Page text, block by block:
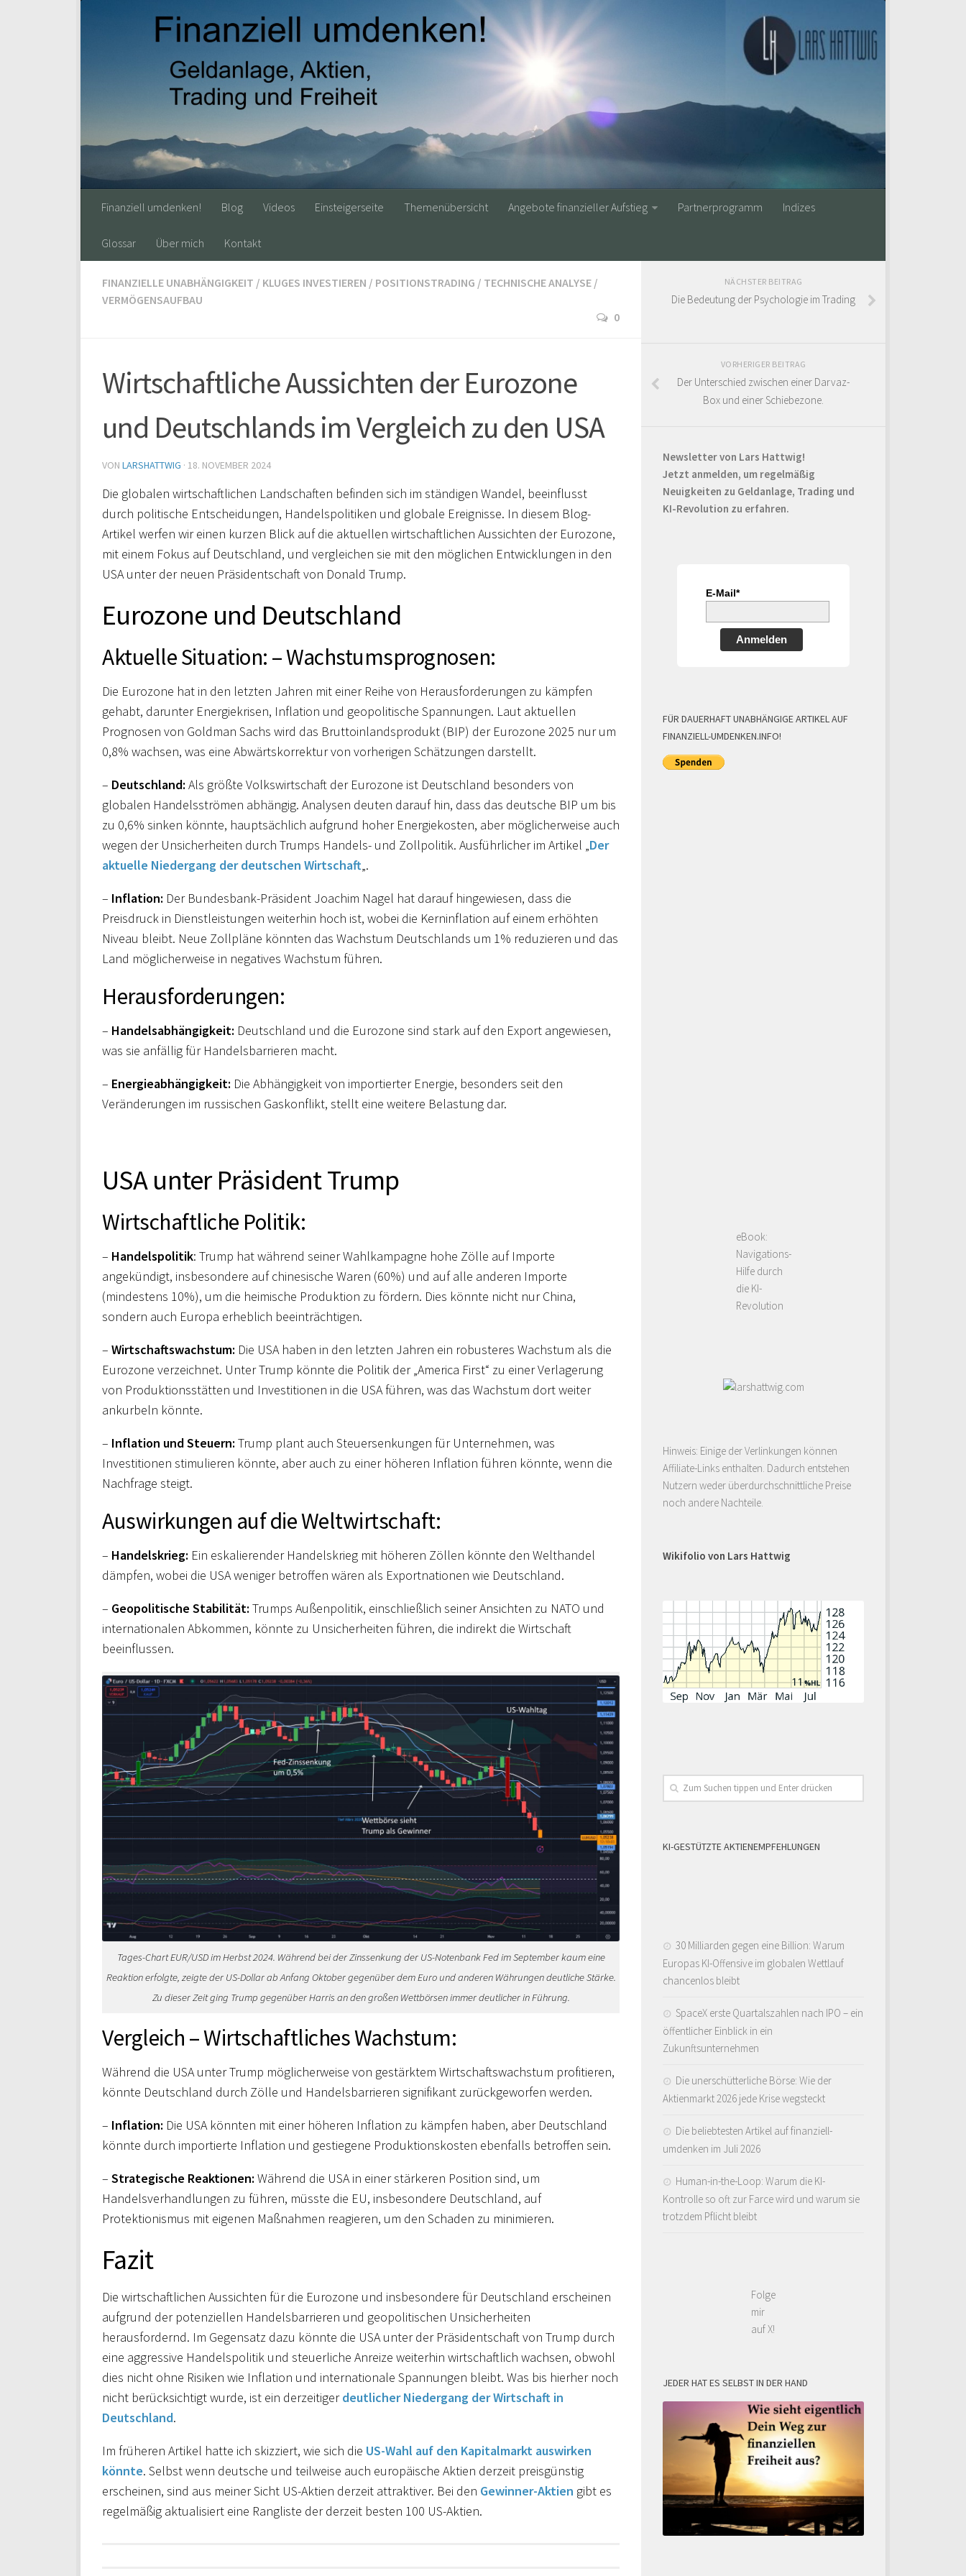
Finanziell umdenken! Blog Videos Einsteigerseite Themenübersicht Angebote finanzieller Aufstieg Partnerprogramm Indizes
Glossar Über mich Kontakt
FINANZIELLE UNABHÄNGIGKEIT / KLUGES INVESTIEREN / POSITIONSTRADING / TECHNISCHE ANALYSE /
VERMÖGENSAUFBAU
0
Wirtschaftliche Aussichten der Eurozone
und Deutschlands im Vergleich zu den USA
VON LARSHATTWIG · 18. NOVEMBER 2024
Die globalen wirtschaftlichen Landschaften befinden sich im ständigen Wandel, beeinflusst
durch politische Entscheidungen, Handelspolitiken und globale Ereignisse. In diesem Blog-
Artikel werfen wir einen kurzen Blick auf die aktuellen wirtschaftlichen Aussichten der Eurozone,
mit einem Fokus auf Deutschland, und vergleichen sie mit den möglichen Entwicklungen in den
USA unter der neuen Präsidentschaft von Donald Trump.
Eurozone und Deutschland
Aktuelle Situation: – Wachstumsprognosen:
Die Eurozone hat in den letzten Jahren mit einer Reihe von Herausforderungen zu kämpfen
gehabt, darunter Energiekrisen, Inflation und geopolitische Spannungen. Laut aktuellen
Prognosen von Goldman Sachs wird das Bruttoinlandsprodukt (BIP) der Eurozone 2025 nur um
0,8% wachsen, was eine Abwärtskorrektur von vorherigen Schätzungen darstellt.
– Deutschland: Als größte Volkswirtschaft der Eurozone ist Deutschland besonders von
globalen Handelsströmen abhängig. Analysen deuten darauf hin, dass das deutsche BIP um bis
zu 0,6% sinken könnte, hauptsächlich aufgrund hoher Energiekosten, aber möglicherweise auch
wegen der Unsicherheiten durch Trumps Handels- und Zollpolitik. Ausführlicher im Artikel „Der
aktuelle Niedergang der deutschen Wirtschaft„.
– Inflation: Der Bundesbank-Präsident Joachim Nagel hat darauf hingewiesen, dass die
Preisdruck in Dienstleistungen weiterhin hoch ist, wobei die Kerninflation auf einem erhöhten
Niveau bleibt. Neue Zollpläne könnten das Wachstum Deutschlands um 1% reduzieren und das
Land möglicherweise in negatives Wachstum führen.
Herausforderungen:
– Handelsabhängigkeit: Deutschland und die Eurozone sind stark auf den Export angewiesen,
was sie anfällig für Handelsbarrieren macht.
– Energieabhängigkeit: Die Abhängigkeit von importierter Energie, besonders seit den
Veränderungen im russischen Gaskonflikt, stellt eine weitere Belastung dar.
USA unter Präsident Trump
Wirtschaftliche Politik:
– Handelspolitik: Trump hat während seiner Wahlkampagne hohe Zölle auf Importe
angekündigt, insbesondere auf chinesische Waren (60%) und auf alle anderen Importe
(mindestens 10%), um die heimische Produktion zu fördern. Dies könnte nicht nur China,
sondern auch Europa erheblich beeinträchtigen.
– Wirtschaftswachstum: Die USA haben in den letzten Jahren ein robusteres Wachstum als die
Eurozone verzeichnet. Unter Trump könnte die Politik der „America First“ zu einer Verlagerung
von Produktionsstätten und Investitionen in die USA führen, was das Wachstum dort weiter
ankurbeln könnte.
– Inflation und Steuern: Trump plant auch Steuersenkungen für Unternehmen, was
Investitionen stimulieren könnte, aber auch zu einer höheren Inflation führen könnte, wenn die
Nachfrage steigt.
Auswirkungen auf die Weltwirtschaft:
– Handelskrieg: Ein eskalierender Handelskrieg mit höheren Zöllen könnte den Welthandel
dämpfen, wobei die USA weniger betroffen wären als Exportnationen wie Deutschland.
– Geopolitische Stabilität: Trumps Außenpolitik, einschließlich seiner Ansichten zu NATO und
internationalen Abkommen, könnte zu Unsicherheiten führen, die indirekt die Wirtschaft
beeinflussen.
Tages-Chart EUR/USD im Herbst 2024. Während bei der Zinssenkung der US-Notenbank Fed im September kaum eine
Reaktion erfolgte, zeigte der US-Dollar ab Anfang Oktober gegenüber dem Euro und anderen Währungen deutliche Stärke.
Zu dieser Zeit ging Trump gegenüber Harris an den großen Wettbörsen immer deutlicher in Führung.
Vergleich – Wirtschaftliches Wachstum:
Während die USA unter Trump möglicherweise von gestärktem Wirtschaftswachstum profitieren,
könnte Deutschland durch Zölle und Handelsbarrieren signifikant zurückgeworfen werden.
– Inflation: Die USA könnten mit einer höheren Inflation zu kämpfen haben, aber Deutschland
könnte durch importierte Inflation und gestiegene Produktionskosten ebenfalls betroffen sein.
– Strategische Reaktionen: Während die USA in einer stärkeren Position sind, um
Handelsverhandlungen zu führen, müsste die EU, insbesondere Deutschland, auf
Protektionismus mit eigenen Maßnahmen reagieren, um den Schaden zu minimieren.
Fazit
Die wirtschaftlichen Aussichten für die Eurozone und insbesondere für Deutschland erscheinen
aufgrund der potenziellen Handelsbarrieren und geopolitischen Unsicherheiten
herausfordernd. Im Gegensatz dazu könnte die USA unter der Präsidentschaft von Trump durch
eine aggressive Handelspolitik und steuerliche Anreize weiterhin wirtschaftlich wachsen, obwohl
dies nicht ohne Risiken wie Inflation und internationale Spannungen bleibt. Was bis hierher noch
nicht berücksichtigt wurde, ist ein derzeitigerdeutlicher Niedergang der Wirtschaft in
Deutschland.
Im früheren Artikel hatte ich skizziert, wie sich die US-Wahl auf den Kapitalmarkt auswirken
könnte. Selbst wenn deutsche und teilweise auch europäische Aktien derzeit preisgünstig
erscheinen, sind aus meiner Sicht US-Aktien derzeit attraktiver. Bei den Gewinner-Aktien gibt es
regelmäßig aktualisiert eine Rangliste der derzeit besten 100 US-Aktien.
NÄCHSTER BEITRAG
Die Bedeutung der Psychologie im Trading
VORHERIGER BEITRAG
Der Unterschied zwischen einer Darvaz-
Box und einer Schiebezone.
Newsletter von Lars Hattwig!
Jetzt anmelden, um regelmäßig
Neuigkeiten zu Geldanlage, Trading und
KI-Revolution zu erfahren.
E-Mail*
Anmelden
FÜR DAUERHAFT UNABHÄNGIGE ARTIKEL AUF
FINANZIELL-UMDENKEN.INFO!
eBook:
Navigations-
Hilfe durch
die KI-
Revolution
Hinweis: Einige der Verlinkungen können
Affiliate-Links enthalten. Dadurch entstehen
Nutzern weder überdurchschnittliche Preise
noch andere Nachteile.
Wikifolio von Lars Hattwig
KI-GESTÜTZTE AKTIENEMPFEHLUNGEN
30 Milliarden gegen eine Billion: Warum
Europas KI-Offensive im globalen Wettlauf
chancenlos bleibt
SpaceX erste Quartalszahlen nach IPO – ein
öffentlicher Einblick in ein
Zukunftsunternehmen
Die unerschütterliche Börse: Wie der
Aktienmarkt 2026 jede Krise wegsteckt
Die beliebtesten Artikel auf finanziell-
umdenken im Juli 2026
Human-in-the-Loop: Warum die KI-
Kontrolle so oft zur Farce wird und warum sie
trotzdem Pflicht bleibt
Folge
mir
auf X!
JEDER HAT ES SELBST IN DER HAND